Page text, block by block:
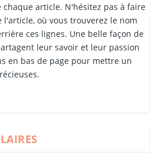
article. N'hésitez pas à faire
où vous trouverez le nom
ces lignes. Une belle façon de
leur savoir et leur passion
en bas de page pour mettre un